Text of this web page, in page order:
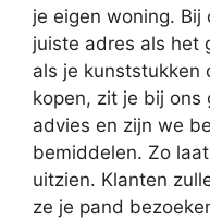
je eigen woning.
juiste adres als het
als je
kopen, zit je bij ons
advies en zijn we
bemiddelen. Zo
uitzien. Klanten
ze je pand